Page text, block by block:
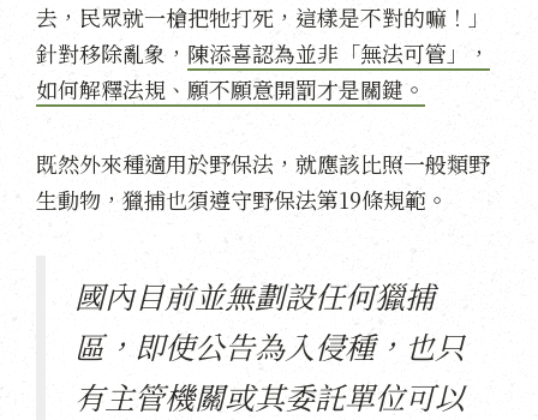
去，民眾就一槍把牠打死，這樣是不對的嘛！」
針對移除亂象， 陳添喜認為並非「無法可管」，
如何解釋法規、願不願意開罰才是關鍵。
既然外來種適用於野保法，就應該比照一般類野
生動物，獵捕也須遵守野保法第19條規範。
國內目前並無劃設任何獵捕
區，即使公告為入侵種，也只
有主管機關或其委託單位可以